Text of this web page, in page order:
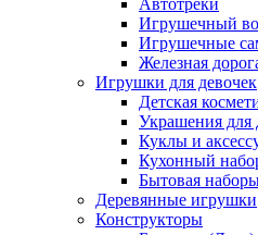
Aвтотреки
Игрушечный
Игрушечные
Железная
Игрушки для девочек
Детская
Украшения для
Куклы и
Кухонный
Бытовая
Деревянные игрушки
Конструкторы